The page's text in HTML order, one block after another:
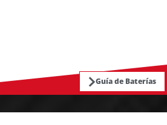
Guía de Baterías